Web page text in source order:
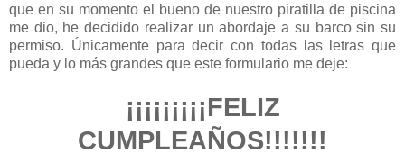
que en su momento el bueno de nuestro piratilla de piscina
me dio, he decidido realizar un abordaje a su barco sin su
permiso. Únicamente para decir con todas las letras que
pueda y lo más grandes que este formulario me deje:
¡¡¡¡¡¡¡¡¡FELIZ
CUMPLEAÑOS!!!!!!!